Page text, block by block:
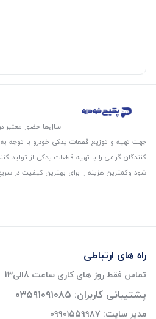
سال‌ها حضور معتبر
جهت تهیه و توزیع قطعات یدکی خودرو با توجه
کنندگان گرامی را با تهیه قطعات یدکی از
شود و‌کمترین هزینه را برای بهترین کیفیت در
راه های ارتباطی
تماس فقط روز های کاری ساعت 8الی13
پشتیبانی کاربران: ۰۳۵۹۱۰۹۱۰۸۵
مدیر سایت: ۰۹۹۰۱۵۵۹۹۸۷